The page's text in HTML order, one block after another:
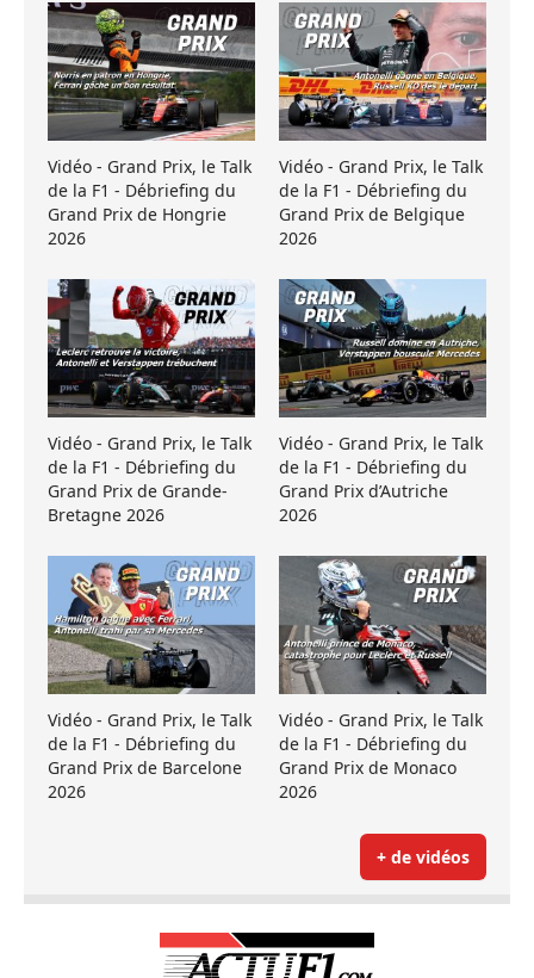
Vidéo - Grand Prix, le Talk
de la F1 - Débriefing du
Grand Prix de Hongrie
2026
Vidéo - Grand Prix, le Talk
de la F1 - Débriefing du
Grand Prix de Belgique
2026
Vidéo - Grand Prix, le Talk
de la F1 - Débriefing du
Grand Prix de Grande-
Bretagne 2026
Vidéo - Grand Prix, le Talk
de la F1 - Débriefing du
Grand Prix d’Autriche
2026
Vidéo - Grand Prix, le Talk
de la F1 - Débriefing du
Grand Prix de Barcelone
2026
Vidéo - Grand Prix, le Talk
de la F1 - Débriefing du
Grand Prix de Monaco
2026
+ de vidéos